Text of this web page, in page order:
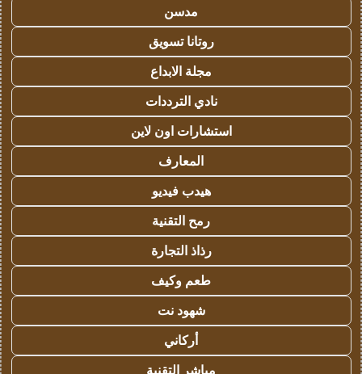
مدسن
روتانا تسويق
مجلة الابداع
نادي الترددات
استشارات اون لاين
المعارف
هيدب فيديو
رمح التقنية
رذاذ التجارة
طعم وكيف
شهود نت
أركاني
مباشر التقنية